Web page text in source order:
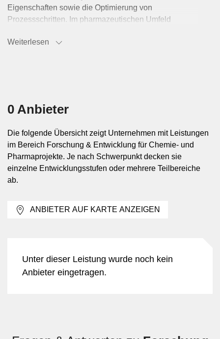
Eigenschaften sowie die Optimierung von
Prozessschritten. Im pharmazeutischen Umfeld
Herstellbarkeit hinzu, in der chemischen Industrie
Idee bis zum Scale-up
Forschung & Entwicklung wird eingesetzt, wenn neue
Produkte oder Varianten entstehen sollen, bestehende
Rezepturen angepasst werden müssen oder ein
Herstellprozess technisch und wirtschaftlich
Entwicklung einer stabilen Formulierung, die
oder Prozessparametern kann Entwicklungsarbeit
nötig sein, damit Qualität und Herstellbarkeit
Weiterlesen
0 Anbieter
Die folgende Übersicht zeigt Unternehmen mit Leistungen
im Bereich Forschung & Entwicklung für Chemie- und
Pharmaprojekte. Je nach Schwerpunkt decken sie
einzelne Entwicklungsstufen oder mehrere Teilbereiche
ab.
ANBIETER AUF KARTE ANZEIGEN
Unter dieser Leistung wurde noch kein
Anbieter eingetragen.